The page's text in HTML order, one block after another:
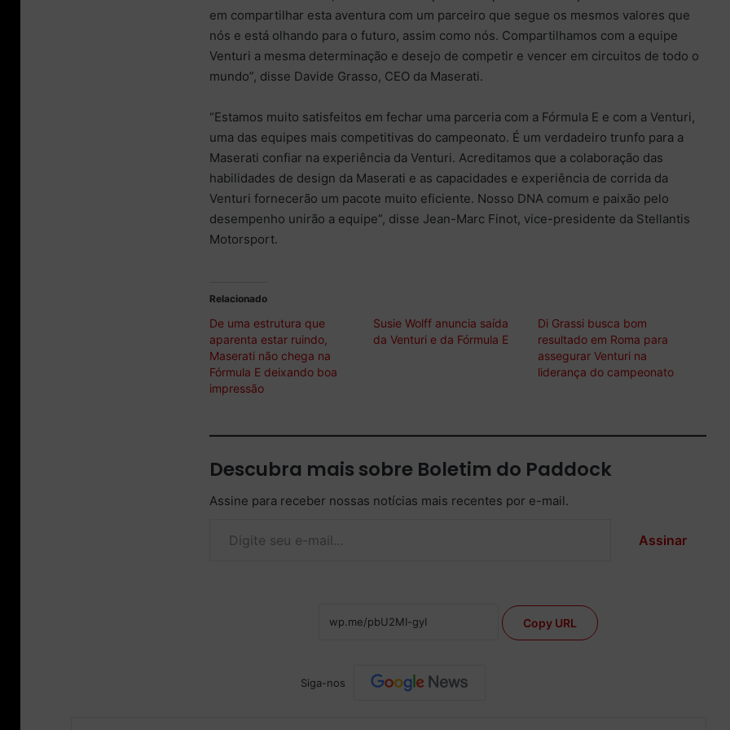
em compartilhar esta aventura com um parceiro que segue os mesmos valores que
nós e está olhando para o futuro, assim como nós. Compartilhamos com a equipe
Venturi a mesma determinação e desejo de competir e vencer em circuitos de todo o
mundo”, disse Davide Grasso, CEO da Maserati.
“Estamos muito satisfeitos em fechar uma parceria com a Fórmula E e com a Venturi,
uma das equipes mais competitivas do campeonato. É um verdadeiro trunfo para a
Maserati confiar na experiência da Venturi. Acreditamos que a colaboração das
habilidades de design da Maserati e as capacidades e experiência de corrida da
Venturi fornecerão um pacote muito eficiente. Nosso DNA comum e paixão pelo
desempenho unirão a equipe”, disse Jean-Marc Finot, vice-presidente da Stellantis
Motorsport.
Relacionado
De uma estrutura que
aparenta estar ruindo,
Maserati não chega na
Fórmula E deixando boa
impressão
Susie Wolff anuncia saída
da Venturi e da Fórmula E
Di Grassi busca bom
resultado em Roma para
assegurar Venturi na
liderança do campeonato
Descubra mais sobre Boletim do Paddock
Assine para receber nossas notícias mais recentes por e-mail.
Assinar
Copy URL
Siga-nos